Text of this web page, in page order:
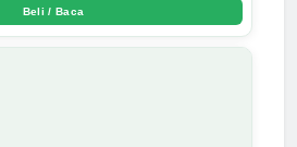
Beli / Baca